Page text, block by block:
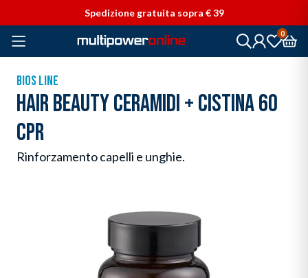
Spedizione gratuita sopra € 39
0
BIOS LINE
HAIR BEAUTY CERAMIDI + CISTINA 60
CPR
Rinforzamento capelli e unghie.